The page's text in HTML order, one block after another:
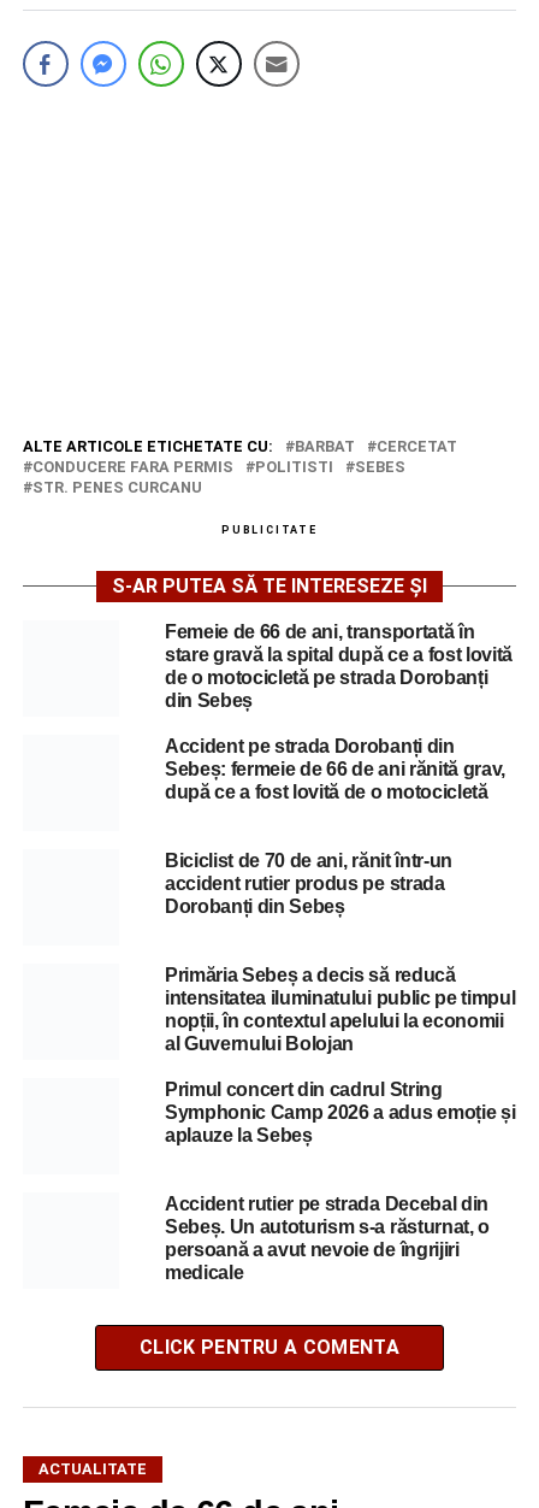
ALTE ARTICOLE ETICHETATE CU: BARBAT
CERCETAT
CONDUCERE FARA PERMIS
POLITISTI
SEBES
STR. PENES CURCANU
PUBLICITATE
S-AR PUTEA SĂ TE INTERESEZE ȘI
Femeie de 66 de ani, transportată în
stare gravă la spital după ce a fost lovită
de o motocicletă pe strada Dorobanți
din Sebeș
Accident pe strada Dorobanți din
Sebeș: fermeie de 66 de ani rănită grav,
după ce a fost lovită de o motocicletă
Biciclist de 70 de ani, rănit într-un
accident rutier produs pe strada
Dorobanți din Sebeș
Primăria Sebeș a decis să reducă
intensitatea iluminatului public pe timpul
nopții, în contextul apelului la economii
al Guvernului Bolojan
Primul concert din cadrul String
Symphonic Camp 2026 a adus emoție și
aplauze la Sebeș
Accident rutier pe strada Decebal din
Sebeș. Un autoturism s-a răsturnat, o
persoană a avut nevoie de îngrijiri
medicale
CLICK PENTRU A COMENTA
ACTUALITATE